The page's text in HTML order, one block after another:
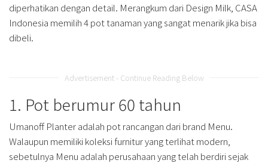
diperhatikan dengan detail. Merangkum dari Design Milk, CASA
Indonesia memilih 4 pot tanaman yang sangat menarik jika bisa
dibeli.
Advertisement - Continue Reading Below
1. Pot berumur 60 tahun
Umanoff Planter adalah pot rancangan dari brand Menu.
Walaupun memiliki koleksi furnitur yang terlihat modern,
sebetulnya Menu adalah perusahaan yang telah berdiri sejak